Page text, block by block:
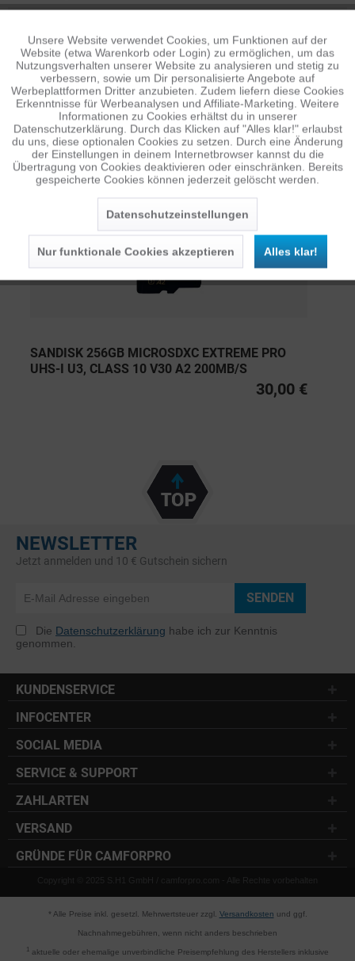
Folgende Infos zum Hersteller sind verfübar......mehr
ÄHNLICHE ARTIKEL
Diese Artikel sind dem Produkt ähnlich ...mehr
Persönliche Empfehlungen
SANDISK 256GB MICROSDXC EXTREME PRO
UHS-I U3, CLASS 10 V30 A2 200MB/S
30,00 €
NEWSLETTER
Jetzt anmelden und 10 € Gutschein sichern
SENDEN
Die Datenschutzerklärung habe ich zur Kenntnis
genommen.
KUNDENSERVICE
INFOCENTER
SOCIAL MEDIA
SERVICE & SUPPORT
ZAHLARTEN
VERSAND
GRÜNDE FÜR CAMFORPRO
Copyright © 2025 S.H1 GmbH / camforpro.com - Alle Rechte vorbehalten
* Alle Preise inkl. gesetzl. Mehrwertsteuer zzgl. Versandkosten und ggf.
Nachnahmegebühren, wenn nicht anders beschrieben
aktuelle oder ehemalige unverbindliche Preisempfehlung des Herstellers inklusive
Funktionale Aktiv
Tracking Inaktiv
Personalisierung Inaktiv
Service Inaktiv
Unsere Website verwendet Cookies, um Funktionen auf der
Website (etwa Warenkorb oder Login) zu ermöglichen, um das
Nutzungsverhalten unserer Website zu analysieren und stetig zu
verbessern, sowie um Dir personalisierte Angebote auf
Werbeplattformen Dritter anzubieten. Zudem liefern diese Cookies
Erkenntnisse für Werbeanalysen und Affiliate-Marketing. Weitere
Informationen zu Cookies erhältst du in unserer
Datenschutzerklärung. Durch das Klicken auf "Alles klar!" erlaubst
du uns, diese optionalen Cookies zu setzen. Durch eine Änderung
der Einstellungen in deinem Internetbrowser kannst du die
Übertragung von Cookies deaktivieren oder einschränken. Bereits
gespeicherte Cookies können jederzeit gelöscht werden.
Datenschutzeinstellungen
Nur funktionale Cookies akzeptieren Alles klar!